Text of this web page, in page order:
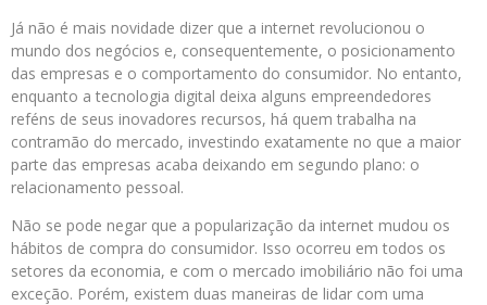
Já não é mais novidade dizer que a internet revolucionou o
mundo dos negócios e, consequentemente, o posicionamento
das empresas e o comportamento do consumidor. No entanto,
enquanto a tecnologia digital deixa alguns empreendedores
reféns de seus inovadores recursos, há quem trabalha na
contramão do mercado, investindo exatamente no que a maior
parte das empresas acaba deixando em segundo plano: o
relacionamento pessoal.
Não se pode negar que a popularização da internet mudou os
hábitos de compra do consumidor. Isso ocorreu em todos os
setores da economia, e com o mercado imobiliário não foi uma
exceção. Porém, existem duas maneiras de lidar com uma